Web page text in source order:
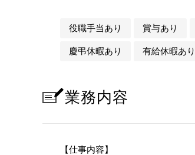
役職手当あり 賞与あり
慶弔休暇あり 有給休暇あり
業務内容
【仕事内容】